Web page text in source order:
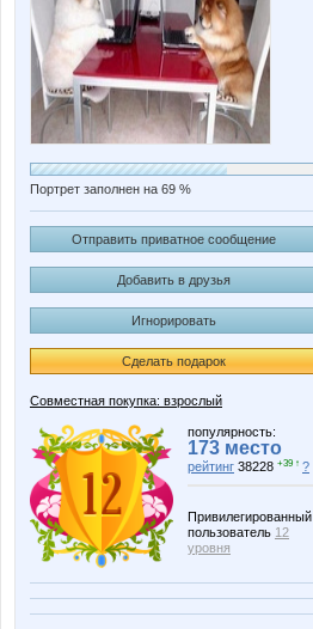
Портрет заполнен на 69 %
Отправить приватное сообщение
Добавить в друзья
Игнорировать
Сделать подарок
Совместная покупка: взрослый
популярность:
173 место
рейтинг 38228 +39 ↑ ?
Привилегированный
пользователь 12
уровня